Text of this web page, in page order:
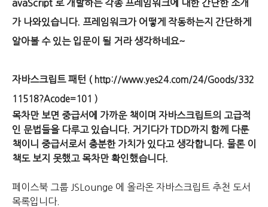
avaScript 로 개발하는 각종 프레임워크에 대한 간단한 소개
가 나와있습니다. 프레임워크가 어떻게 작동하는지 간단하게
알아볼 수 있는 입문이 될 거라 생각하네요~
자바스크립트 패턴 ( http://www.yes24.com/24/Goods/332
11518?Acode=101 )
목차만 보면 중급서에 가까운 책이며 자바스크립트의 고급적
인 문법들을 다루고 있습니다. 거기다가 TDD까지 함께 다룬
책이니 중급서로서 충분한 가치가 있다고 생각합니다. 물론 이
책도 보지 못했고 목차만 확인했습니다.
페이스북 그룹 JSLounge 에 올라온 자바스크립트 추천 도서
목록입니다.